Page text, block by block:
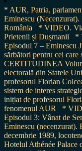
* AUR, Patria,
Eminescu
România
* VIDEO.
Prietenii și Dușmanii
*
Episodul 7 – Eminescu
sărbători pentru cei
CERTITUDINEA
electorală din Statele
profesorul Florian
sistem de interes
inițiat de profesorul
fenomenul AUR
*
Episodul 3: Vânat de
Eminescu (necenzurat).
decembrie 1989,
Hotelul Athénée Palace